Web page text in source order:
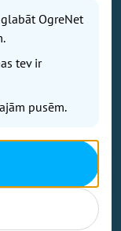
OgreNet
tev ir
pusēm.